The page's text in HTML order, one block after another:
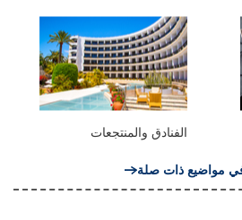
الفنادق والمنتجعات
في مواضيع ذات صلة